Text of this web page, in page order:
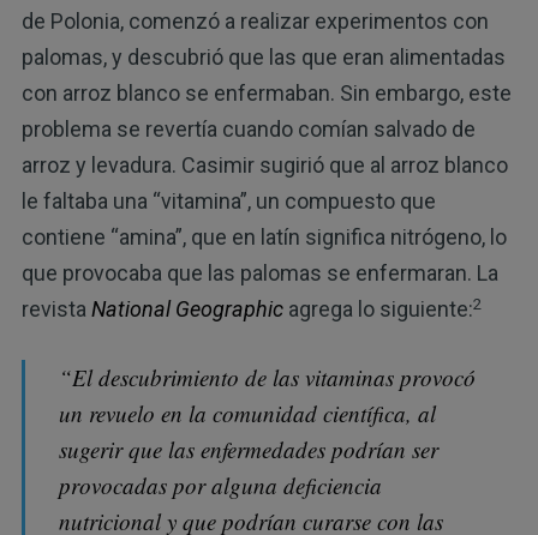
de Polonia, comenzó a realizar experimentos con
palomas, y descubrió que las que eran alimentadas
con arroz blanco se enfermaban. Sin embargo, este
problema se revertía cuando comían salvado de
arroz y levadura. Casimir sugirió que al arroz blanco
le faltaba una “vitamina”, un compuesto que
contiene “amina”, que en latín significa nitrógeno, lo
que provocaba que las palomas se enfermaran. La
revista National Geographicagrega lo siguiente:2
“El descubrimiento de las vitaminas provocó
un revuelo en la comunidad científica, al
sugerir que las enfermedades podrían ser
provocadas por alguna deficiencia
nutricional y que podrían curarse con las